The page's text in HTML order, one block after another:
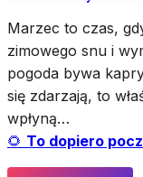
ó
r
e
m
g
Marzec to czas,
zimowego snu i
pogoda bywa
się zdarzają, to
wpłyną…
🌻 To dopiero